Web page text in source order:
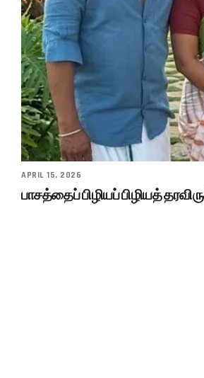
APRIL 15, 2026
பாசத்தைப் பிழியப் பிழியத்